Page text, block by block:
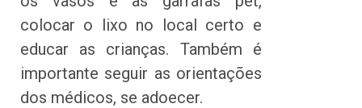
colocar o lixo no local certo e
educar as crianças. Também é
importante seguir as orientações
dos médicos, se adoecer.